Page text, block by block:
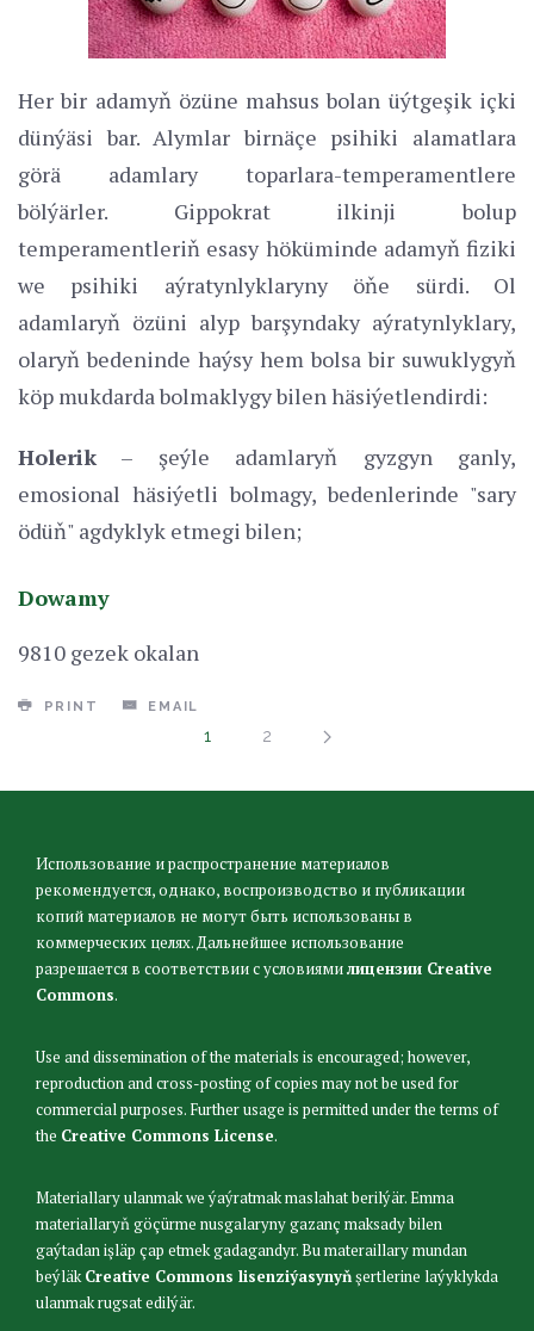
Her bir adamyň özüne mahsus bolan üýtgeşik içki
dünýäsi bar. Alymlar birnäçe psihiki alamatlara
görä adamlary toparlara-temperamentlere
bölýärler. Gippokrat ilkinji bolup
temperamentleriň esasy höküminde adamyň fiziki
we psihiki aýratynlyklaryny öňe sürdi. Ol
adamlaryň özüni alyp barşyndaky aýratynlyklary,
olaryň bedeninde haýsy hem bolsa bir suwuklygyň
köp mukdarda bolmaklygy bilen häsiýetlendirdi:
Holerik – şeýle adamlaryň gyzgyn ganly,
emosional häsiýetli bolmagy, bedenlerinde "sary
ödüň" agdyklyk etmegi bilen;
Dowamy
9810 gezek okalan
PRINT EMAIL
1 2
Использование и распространение материалов
рекомендуется, однако, воспроизводство и публикации
копий материалов не могут быть использованы в
коммерческих целях. Дальнейшее использование
разрешается в соответствии с условиямилицензии Creative
Commons.
Use and dissemination of the materials is encouraged; however,
reproduction and cross-posting of copies may not be used for
commercial purposes. Further usage is permitted under the terms of
the Creative Commons License.
Materiallary ulanmak we ýaýratmak maslahat berilýär. Emma
materiallaryň göçürme nusgalaryny gazanç maksady bilen
gaýtadan işläp çap etmek gadagandyr. Bu materaillary mundan
beýläkCreative Commons lisenziýasynyňşertlerine laýyklykda
ulanmak rugsat edilýär.